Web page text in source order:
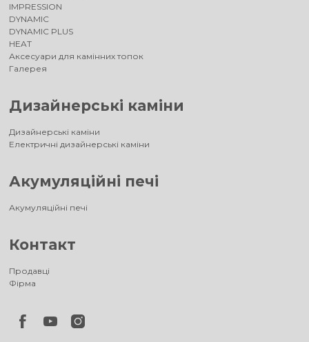
IMPRESSION
DYNAMIC
DYNAMIC PLUS
HEAT
Аксесуари для камінних топок
Галерея
Дизайнерські каміни
Дизайнерські каміни
Електричні дизайнерські каміни
Акумуляційні печі
Акумуляційні печі
Контакт
Продавці
Фірма